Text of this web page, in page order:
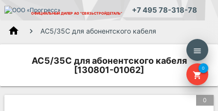
ОФИЦИАЛЬНЫЙ ДИЛЕР АО "СВЯЗЬСТРОЙДЕТАЛЬ" +7 495 78-318-78
menu
shopping_cart
0
home AC5/35C для абонентского кабеля
AC5/35C для абонентского кабеля
[130801-01062]
0